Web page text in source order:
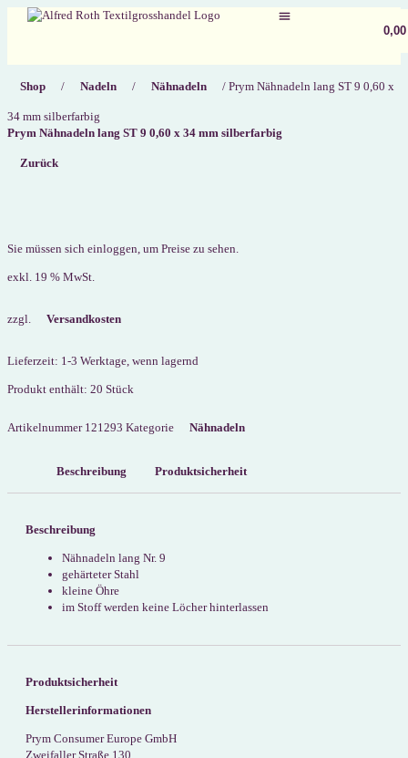
Shop / Nadeln / Nähnadeln / Prym Nähnadeln lang ST 9 0,60 x
34 mm silberfarbig
Prym Nähnadeln lang ST 9 0,60 x 34 mm silberfarbig
Zurück
Sie müssen sich einloggen, um Preise zu sehen.
exkl. 19 % MwSt.
zzgl. Versandkosten
Lieferzeit: 1-3 Werktage, wenn lagernd
Produkt enthält: 20 Stück
Artikelnummer 121293 Kategorie Nähnadeln
Beschreibung Produktsicherheit
Beschreibung
Nähnadeln lang Nr. 9
gehärteter Stahl
kleine Öhre
im Stoff werden keine Löcher hinterlassen
Produktsicherheit
Herstellerinformationen
Prym Consumer Europe GmbH
Zweifaller Straße 130